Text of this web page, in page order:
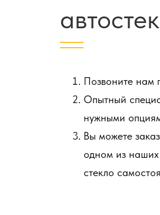
Позвоните нам
Опытный
нужными
Вы можете
одном из наших
стекло